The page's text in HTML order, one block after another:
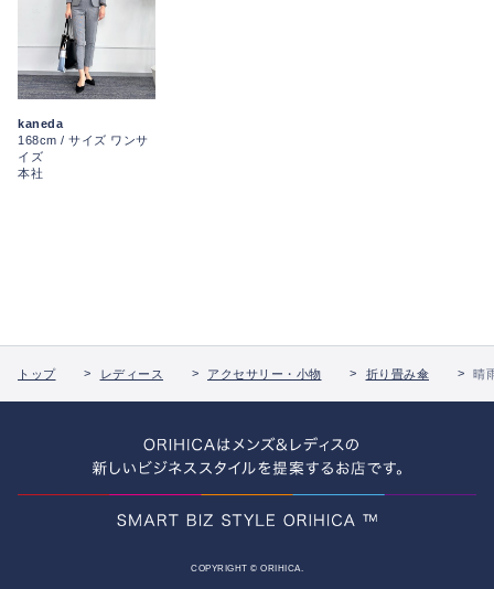
kaneda
168cm / サイズ ワンサ
イズ
本社
トップ レディース アクセサリー・小物 折り畳み傘 晴
COPYRIGHT © ORIHICA.